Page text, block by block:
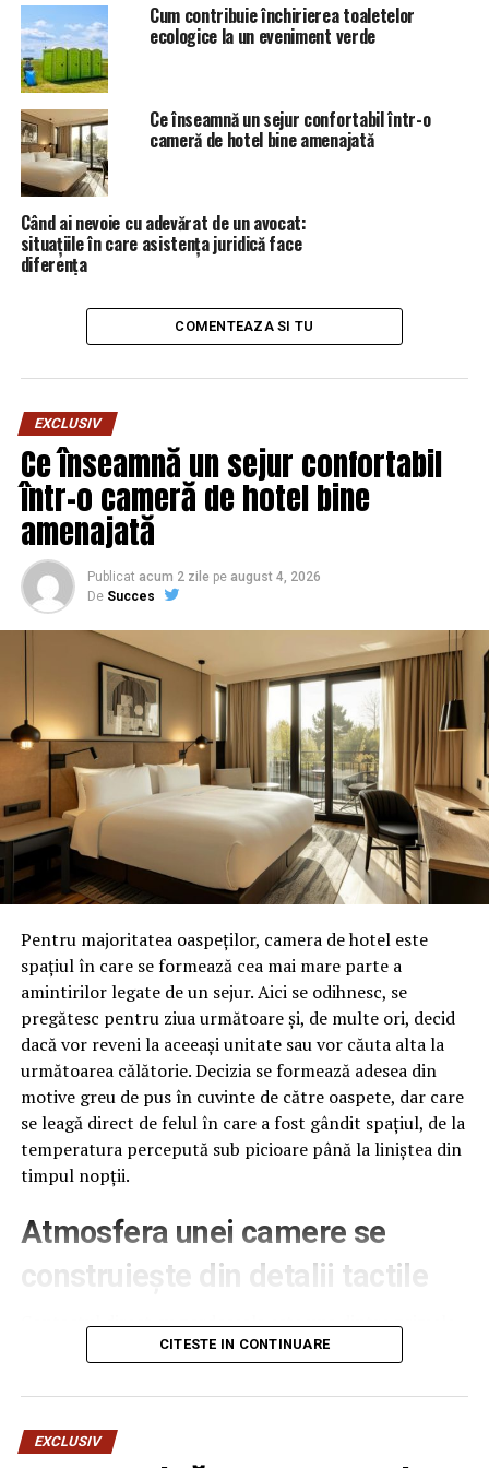
‘Câteodată ai o revoltă de îți vine să urli’ / Comisarul de
Prahova – Comisarul de Prahova
Cum contribuie închirierea toaletelor
ecologice la un eveniment verde
Ce înseamnă un sejur confortabil într-o
cameră de hotel bine amenajată
Când ai nevoie cu adevărat de un avocat:
situațiile în care asistența juridică face
diferența
COMENTEAZA SI TU
EXCLUSIV
Ce înseamnă un sejur confortabil
într-o cameră de hotel bine
amenajată
Publicat acum 2 zile pe august 4, 2026
De Succes
Pentru majoritatea oaspeților, camera de hotel este
spațiul în care se formează cea mai mare parte a
amintirilor legate de un sejur. Aici se odihnesc, se
pregătesc pentru ziua următoare și, de multe ori, decid
dacă vor reveni la aceeași unitate sau vor căuta alta la
următoarea călătorie. Decizia se formează adesea din
motive greu de pus în cuvinte de către oaspete, dar care
se leagă direct de felul în care a fost gândit spațiul, de la
temperatura percepută sub picioare până la liniștea din
timpul nopții.
Atmosfera unei camere se
construiește din detalii tactile
Contactul direct cu pardoseala este una dintre primele
senzații fizice pe care le are un oaspete atunci când
pe drum, seara târziu. Textura și moliciunea potrivite,
oferite democheta hotel
care este percepută o cameră, chiar dacă restul
CITESTE IN CONTINUARE
EXCLUSIV